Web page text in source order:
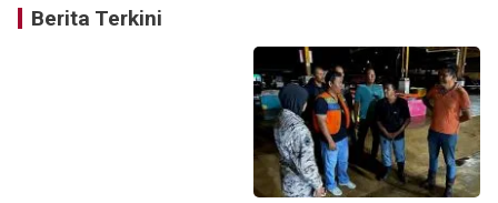
Berita Terkini